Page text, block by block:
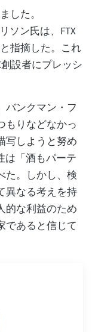
した。
ソン氏は、FTX
指摘した。これ
設者にプレッシ
バンクマン・フ
もりなどなかっ
写しようと努め
は「酒もパーテ
た。しかし、検
異なる考えを持
的な利益のため
であると信じて